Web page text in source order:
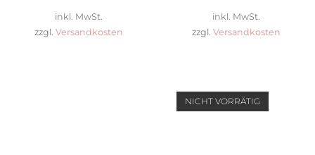
inkl. MwSt.
zzgl. Versandkosten
inkl. MwSt.
zzgl. Versandkosten
NICHT VORRÄTIG